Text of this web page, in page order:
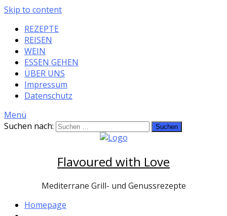
Skip to content
REZEPTE
REISEN
WEIN
ESSEN GEHEN
ÜBER UNS
Impressum
Datenschutz
Menü
Suchen nach:
Flavoured with Love
Mediterrane Grill- und Genussrezepte
Homepage